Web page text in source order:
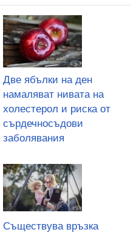
Две ябълки на ден
намаляват нивата на
холестерол и риска от
сърдечносъдови
заболявания
Съществува връзка